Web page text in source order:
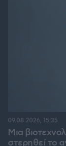
Μια
στερηθεί το
09.08.2026, 15:35